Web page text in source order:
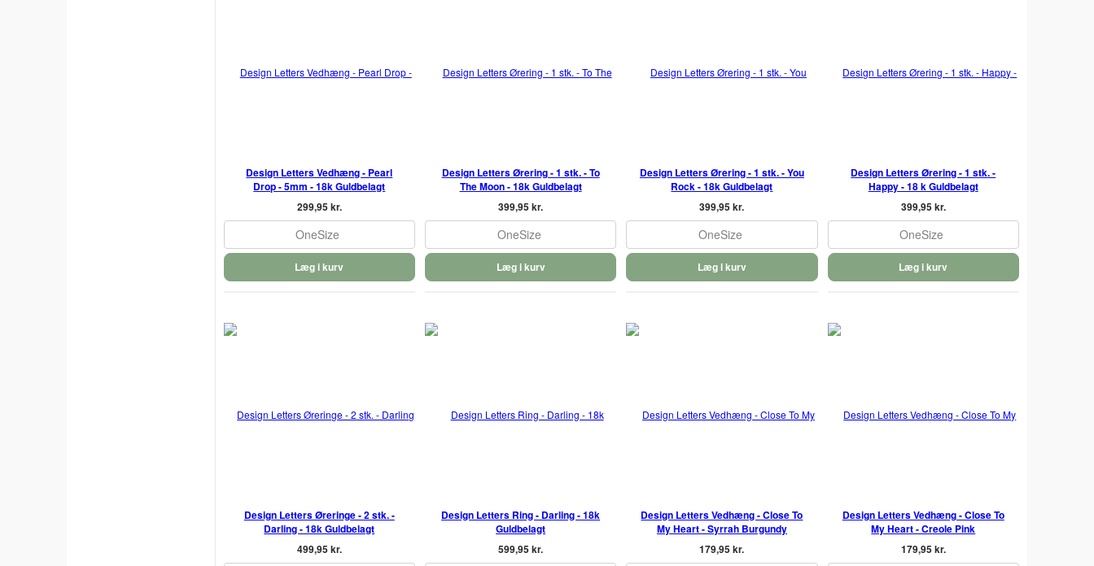
Design Letters Vedhæng - Pearl
Drop - 5mm - 18k Guldbelagt
299,95 kr.
OneSize
Læg i kurv
Design Letters Ørering - 1 stk. - To
The Moon - 18k Guldbelagt
399,95 kr.
OneSize
Læg i kurv
Design Letters Ørering - 1 stk. - You
Rock - 18k Guldbelagt
399,95 kr.
OneSize
Læg i kurv
Design Letters Ørering - 1 stk. -
Happy - 18 k Guldbelagt
399,95 kr.
OneSize
Læg i kurv
Design Letters Øreringe - 2 stk. -
Darling - 18k Guldbelagt
499,95 kr.
Design Letters Ring - Darling - 18k
Guldbelagt
599,95 kr.
Design Letters Vedhæng - Close To
My Heart - Syrrah Burgundy
179,95 kr.
Design Letters Vedhæng - Close To
My Heart - Creole Pink
179,95 kr.